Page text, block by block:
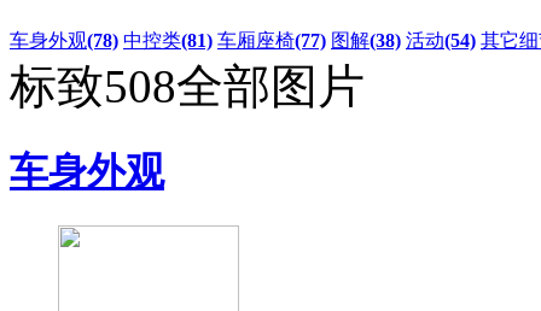
车身外观(78) 中控类(81) 车厢座椅(77) 图解(38) 活动(54) 其它
标致508全部图片
车身外观